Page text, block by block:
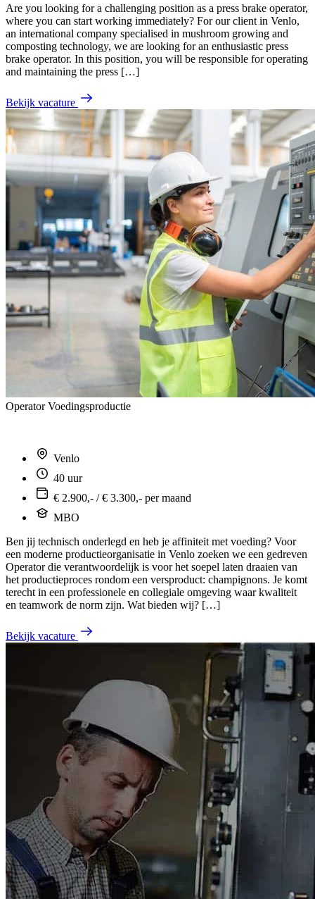
Are you looking for a challenging position as a press brake operator,
where you can start working immediately? For our client in Venlo,
an international company specialised in mushroom growing and
composting technology, we are looking for an enthusiastic press
brake operator. In this position, you will be responsible for operating
and maintaining the press […]
Bekijk vacature
Operator Voedingsproductie
Venlo
40 uur
€ 2.900,- / € 3.300,- per maand
MBO
Ben jij technisch onderlegd en heb je affiniteit met voeding? Voor
een moderne productieorganisatie in Venlo zoeken we een gedreven
Operator die verantwoordelijk is voor het soepel laten draaien van
het productieproces rondom een versproduct: champignons. Je komt
terecht in een professionele en collegiale omgeving waar kwaliteit
en teamwork de norm zijn. Wat bieden wij? […]
Bekijk vacature